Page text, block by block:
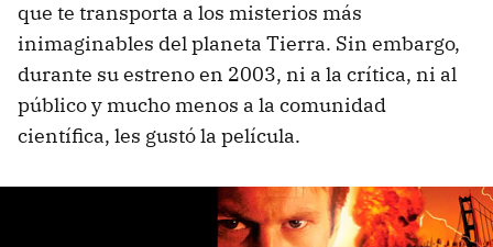
que te transporta a los misterios más
inimaginables del planeta Tierra. Sin embargo,
durante su estreno en 2003, ni a la crítica, ni al
público y mucho menos a la comunidad
científica, les gustó la película.